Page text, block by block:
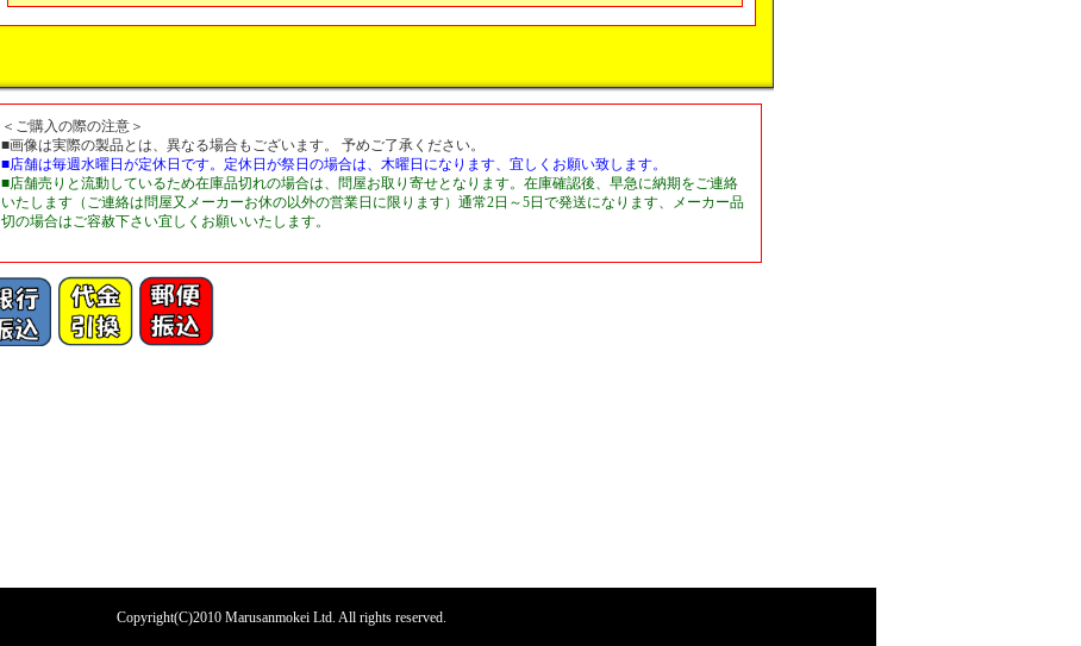
＜ご購入の際の注意＞
■画像は実際の製品とは、異なる場合もございます。 予めご了承ください。
■店舗は毎週水曜日が定休日です。定休日が祭日の場合は、木曜日になります、宜しくお願い致します。
■店舗売りと流動しているため在庫品切れの場合は、問屋お取り寄せとなります。在庫確認後、早急に納期をご連絡
いたします（ご連絡は問屋又メーカーお休の以外の営業日に限ります）通常2日～5日で発送になります、メーカー品
切の場合はご容赦下さい宜しくお願いいたします。
Copyright(C)2010 Marusanmokei Ltd. All rights reserved.